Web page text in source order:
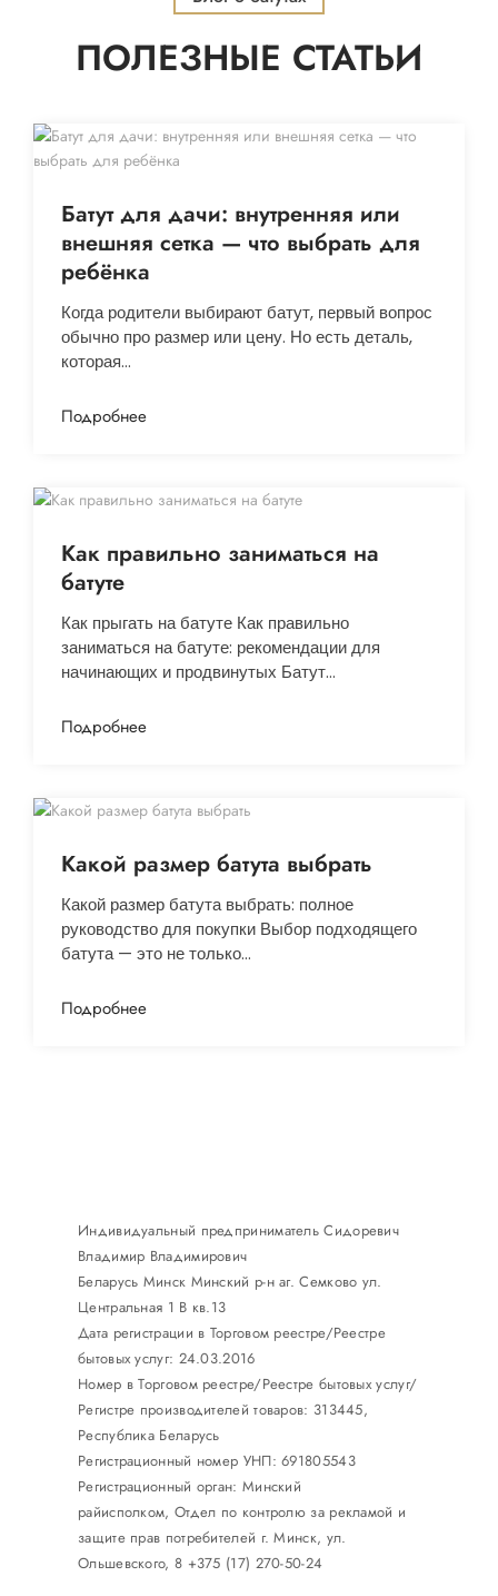
ПОЛЕЗНЫЕ СТАТЬИ
Батут для дачи: внутренняя или
внешняя сетка — что выбрать для
ребёнка
Когда родители выбирают батут, первый вопрос
обычно про размер или цену. Но есть деталь,
которая…
Подробнее
Как правильно заниматься на
батуте
Как прыгать на батуте Как правильно
заниматься на батуте: рекомендации для
начинающих и продвинутых Батут…
Подробнее
Какой размер батута выбрать
Какой размер батута выбрать: полное
руководство для покупки Выбор подходящего
батута — это не только…
Подробнее
Индивидуальный предприниматель Сидоревич
Владимир Владимирович
Беларусь Минск Минский р-н аг. Семково ул.
Центральная 1 В кв.13
Дата регистрации в Торговом реестре/Реестре
бытовых услуг: 24.03.2016
Номер в Торговом реестре/Реестре бытовых услуг/
Регистре производителей товаров: 313445,
Республика Беларусь
Регистрационный номер УНП: 691805543
Регистрационный орган: Минский
райисполком, Отдел по контролю за рекламой и
защите прав потребителей г. Минск, ул.
Ольшевского, 8 +375 (17) 270-50-24